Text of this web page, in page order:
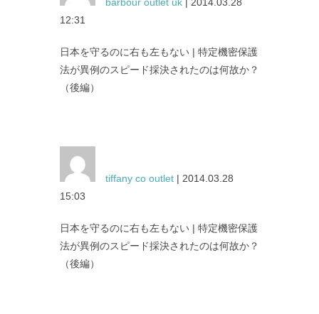
12:31
日本を守るのに右も左もない | 特定機密保護
法が異例のスピード採決されたのは何故か？
（後編）
tiffany co outlet | 2014.03.28
15:03
日本を守るのに右も左もない | 特定機密保護
法が異例のスピード採決されたのは何故か？
（後編）